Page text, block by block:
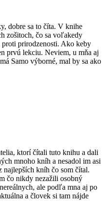
dobre sa to číta. V knihe
zošitoch, čo sa voľakedy
proti prirodzenosti. Ako keby
prvú lekciu. Neviem, u mňa aj
Samo výborné, mal by sa ako
ktorí čítali tuto knihu a dali
mnoho kníh a nesadol im asi
najlepších kníh čo som čítal.
čo nikdy nezažili osobný
ale podľa mna aj po
a človek si tam nájde